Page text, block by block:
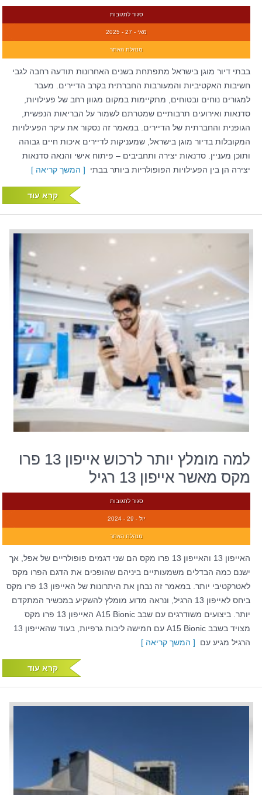
סגור לתגובות
מאי - 27 - 2025
מנהלת האתר
בבתי דיור מוגן בישראל מתפתחת בשנים האחרונות תודעה רחבה לגבי
חשיבות האקטיביות והמעורבות החברתית בקרב הדיירים. מעבר
למגורים נוחים ובטוחים, מתקיימות במקום מגוון רחב של פעילויות,
סדנאות ואירועים תרבותיים שמטרתם לשמור על הבריאות הנפשית,
הגופנית והחברתית של הדיירים. במאמר זה נסקור את עיקר הפעילויות
המקובלות בדיור מוגן בישראל, שמעניקות לדיירים איכות חיים גבוהה
ותוכן מעניין. סדנאות יצירה ותחביבים – פיתוח אישי והנאה סדנאות
יצירה הן בין הפעילויות הפופולריות ביותר בבתי [ המשך קריאה ]
קרא עוד
למה מומלץ יותר לרכוש אייפון 13 פרו
מקס מאשר אייפון 13 רגיל
סגור לתגובות
יול - 29 - 2024
מנהלת האתר
האייפון 13 והאייפון 13 פרו מקס הם שני דגמים פופולריים של אפל, אך
ישנם כמה הבדלים משמעותיים ביניהם שהופכים את הדגם הפרו מקס
לאטרקטיבי יותר. במאמר זה נבחן את היתרונות של האייפון 13 פרו מקס
ביחס לאייפון 13 הרגיל, ונראה מדוע מומלץ להשקיע במכשיר המתקדם
יותר. ביצועים משודרגים עם שבב A15 Bionic האייפון 13 פרו מקס
מצויד בשבב A15 Bionic עם חמישה ליבות גרפיות, בעוד שהאייפון 13
הרגיל מגיע עם [ המשך קריאה ]
קרא עוד